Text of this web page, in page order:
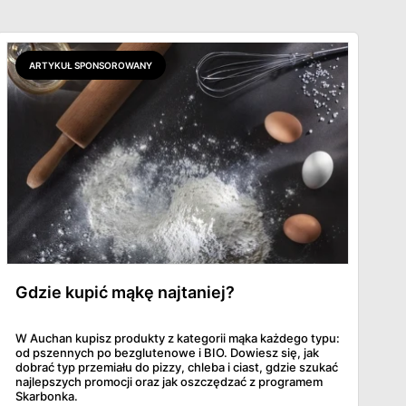
ARTYKUŁ SPONSOROWANY
Gdzie kupić mąkę najtaniej?
W Auchan kupisz produkty z kategorii mąka każdego typu:
od pszennych po bezglutenowe i BIO. Dowiesz się, jak
dobrać typ przemiału do pizzy, chleba i ciast, gdzie szukać
najlepszych promocji oraz jak oszczędzać z programem
Skarbonka.